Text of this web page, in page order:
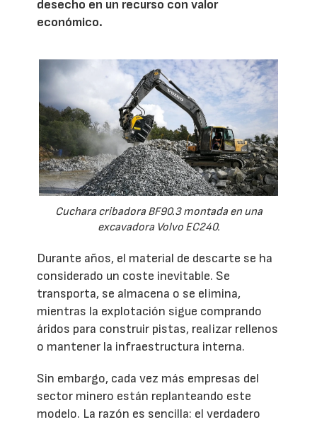
desecho en un recurso con valor
económico.
Cuchara cribadora BF90.3 montada en una
excavadora Volvo EC240.
Durante años, el material de descarte se ha
considerado un coste inevitable. Se
transporta, se almacena o se elimina,
mientras la explotación sigue comprando
áridos para construir pistas, realizar rellenos
o mantener la infraestructura interna.
Sin embargo, cada vez más empresas del
sector minero están replanteando este
modelo. La razón es sencilla: el verdadero